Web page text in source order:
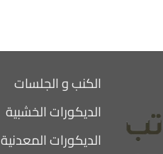
الكنب و الجلسات
الديكورات الخشبية
الديكورات المعدنية